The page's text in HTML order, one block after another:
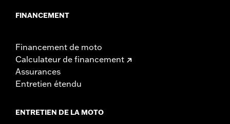
FINANCEMENT
Financement de moto
Calculateur de financement
Assurances
Entretien étendu
ENTRETIEN DE LA MOTO